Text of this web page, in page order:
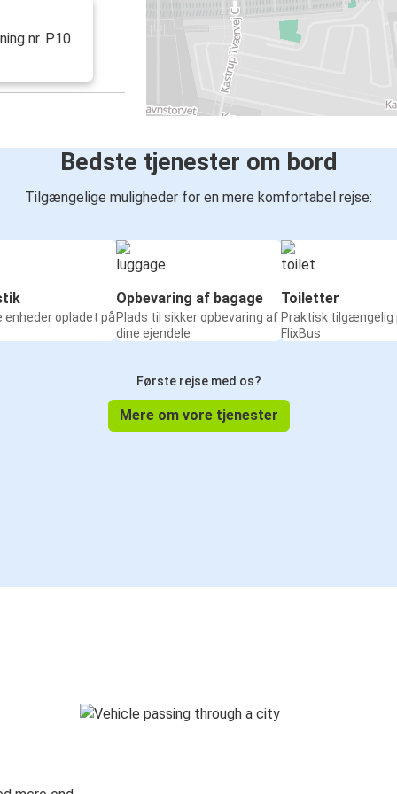
nr. P10
Bedste tjenester om bord
Tilgængelige muligheder for en mere komfortabel rejse:
enheder opladet på
Opbevaring af bagage
Plads til sikker opbevaring af
dine ejendele
Toiletter
Praktisk tilgængelig
FlixBus
Første rejse med os?
Mere om vore tjenester